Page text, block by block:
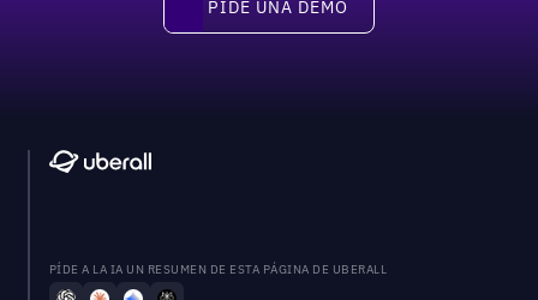
Pide una demo
PIDE UNA DEMO
PÍDE A LA IA UN RESUMEN DE ESTA PÁGINA DE UBERALL